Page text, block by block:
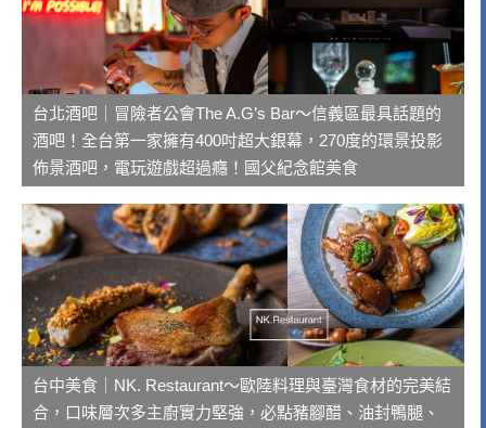
台北酒吧｜冒險者公會The A.G’s Bar～信義區最具話題的
酒吧！全台第一家擁有400吋超大銀幕，270度的環景投影
佈景酒吧，電玩遊戲超過癮！國父紀念館美食
台中美食｜NK. Restaurant～歐陸料理與臺灣食材的完美結
合，口味層次多主廚實力堅強，必點豬腳醋、油封鴨腿、